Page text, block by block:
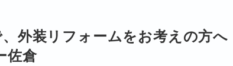
外装リフォームをお考えの方へ
佐倉